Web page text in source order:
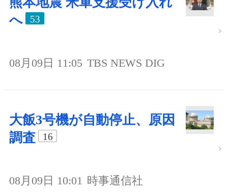
へ
53
08月09日 11:05 TBS NEWS DIG
大飯3号機が自動停止、原因
調査
16
08月09日 10:01 時事通信社